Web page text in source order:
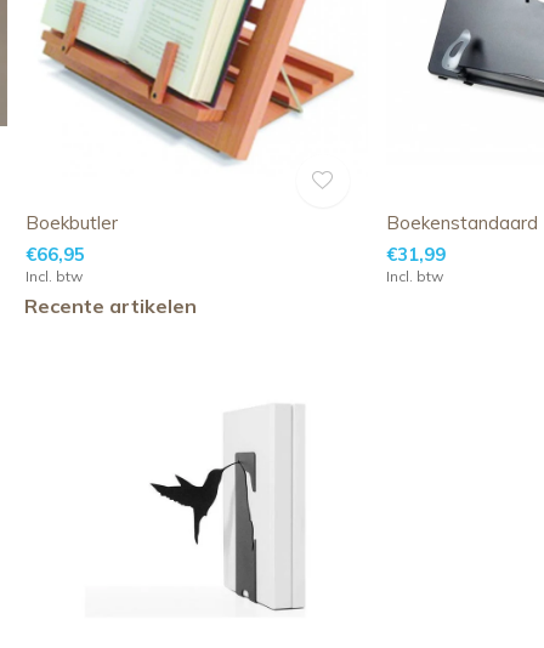
Boekbutler
€66,95
Incl. btw
Boekenstandaard
€31,99
Incl. btw
Recente artikelen